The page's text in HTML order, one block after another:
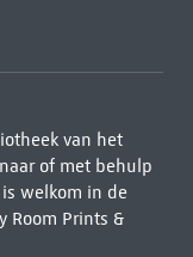
van het
of met behulp
welkom in de
Room Prints &